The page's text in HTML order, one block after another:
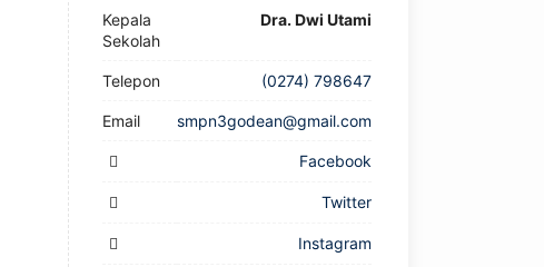
Kepala
Sekolah
Dra. Dwi Utami
Telepon (0274) 798647
Email smpn3godean@gmail.com
Facebook
Twitter
Instagram